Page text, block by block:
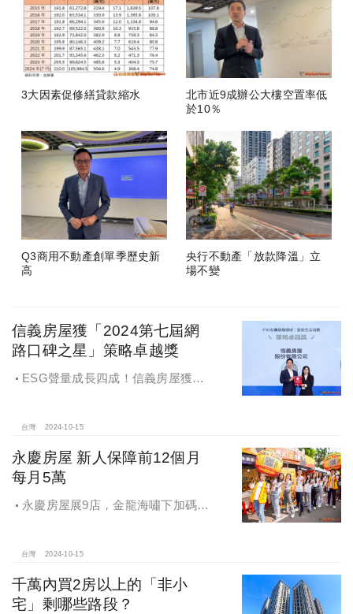
3大因素促修繕貸款縮水
北市近9成辦公大樓空置率低
於10％
Q3商用不動產創單季歷史新
高
央行不動產「放款降溫」立
場不變
信義房屋獲「2024第七屆網
路口碑之星」策略卓越獎
ESG聲量成長四成！信義房屋獲
台灣 2024-10-15
永慶房屋 新人保障前12個月
每月5萬
永慶房屋展9店，金龍海嘯下加碼員
福感，看得到更領得到！業務新人保
障前12個月每月5萬
台灣 2024-10-15
千萬內買2房以上的「非小
宅」剩哪些路段？